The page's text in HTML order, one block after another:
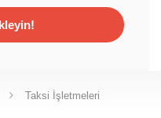
Taksi İşletmeleri